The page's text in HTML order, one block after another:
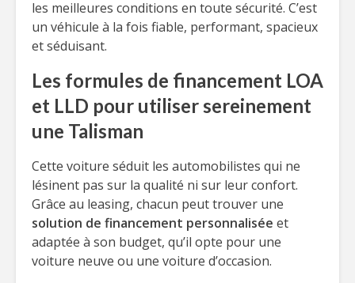
les meilleures conditions en toute sécurité. C’est
un véhicule à la fois fiable, performant, spacieux
et séduisant.
Les formules de financement LOA
et LLD pour utiliser sereinement
une Talisman
Cette voiture séduit les automobilistes qui ne
lésinent pas sur la qualité ni sur leur confort.
Grâce au leasing, chacun peut trouver une
solution de financement personnalisée et
adaptée à son budget, qu’il opte pour une
voiture neuve ou une voiture d’occasion.